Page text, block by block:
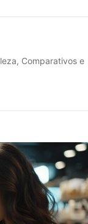
Comparativos e